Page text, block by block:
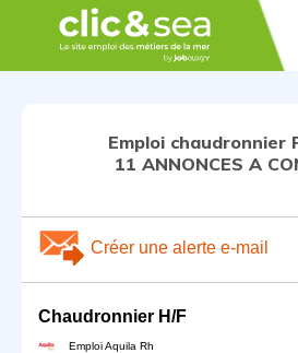
Emploi chaudronnier
11 ANNONCES A
Créer une alerte e-mail
Chaudronnier H/F
Emploi Aquila Rh